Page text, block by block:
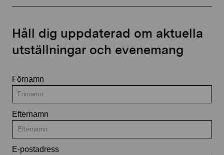
Håll dig uppdaterad om aktuella
utställningar och evenemang
Förnamn
Efternamn
E-postadress